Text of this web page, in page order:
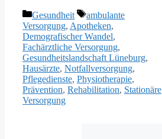
Kategorien
Gesundheit Schlagwörter
ambulante
Versorgung, Apotheken,
Demografischer Wandel,
Fachärztliche Versorgung,
Gesundheitslandschaft Lüneburg,
Hausärzte, Notfallversorgung,
Pflegedienste, Physiotherapie,
Prävention, Rehabilitation, Stationäre
Versorgung